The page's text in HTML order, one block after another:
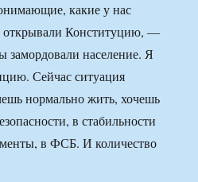
какие у нас
открывали Конституцию, —
замордовали население. Я
Сейчас ситуация
нормально жить, хочешь
в стабильности
в ФСБ. И количество